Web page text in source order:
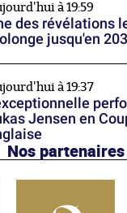
à 19:59
des révélations
jusqu'en
à 19:37
Jensen en
Nos partenaires